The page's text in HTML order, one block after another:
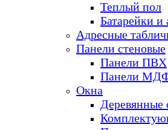
Теплый пол
Батарейки и
Адресные
Панели стеновые
Панели ПВХ
Панели
Окна
Деревянные